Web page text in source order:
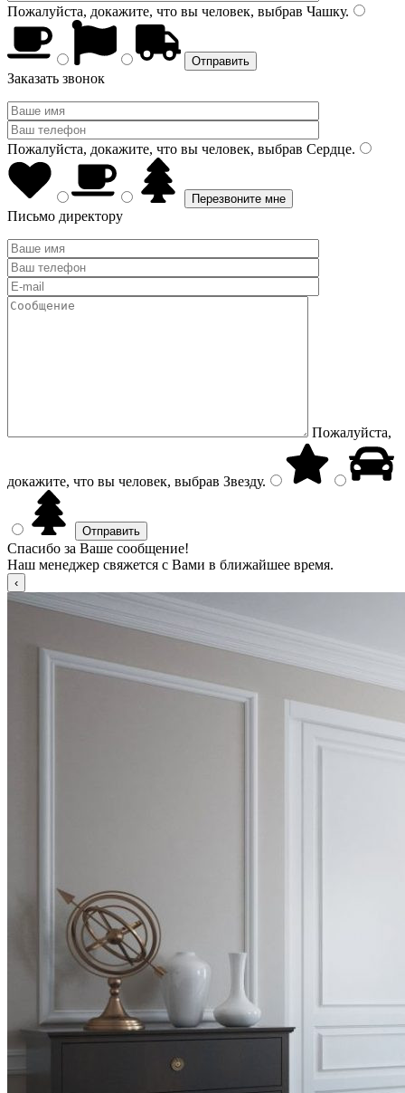
Пожалуйста, докажите, что вы человек, выбрав Чашку.
Заказать звонок
Пожалуйста, докажите, что вы человек, выбрав Сердце.
Письмо директору
Пожалуйста,
докажите, что вы человек, выбрав Звезду.
Спасибо за Ваше сообщение!
Наш менеджер свяжется с Вами в ближайшее время.